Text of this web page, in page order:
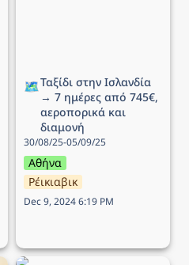
🗺️Ταξίδι στην Ισλανδία
→ 7 ημέρες από 745€,
αεροπορικά και
διαμονή
30/08/25-05/09/25
Αθήνα
Ρέικιαβικ
Dec 9, 2024 6:19 PM